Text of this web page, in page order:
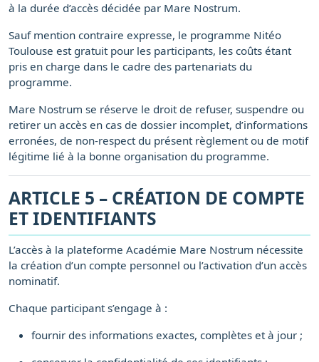
à la durée d’accès décidée par Mare Nostrum.
Sauf mention contraire expresse, le programme Nitéo
Toulouse est gratuit pour les participants, les coûts étant
pris en charge dans le cadre des partenariats du
programme.
Mare Nostrum se réserve le droit de refuser, suspendre ou
retirer un accès en cas de dossier incomplet, d’informations
erronées, de non-respect du présent règlement ou de motif
légitime lié à la bonne organisation du programme.
ARTICLE 5 – CRÉATION DE COMPTE
ET IDENTIFIANTS
L’accès à la plateforme Académie Mare Nostrum nécessite
la création d’un compte personnel ou l’activation d’un accès
nominatif.
Chaque participant s’engage à :
fournir des informations exactes, complètes et à jour ;